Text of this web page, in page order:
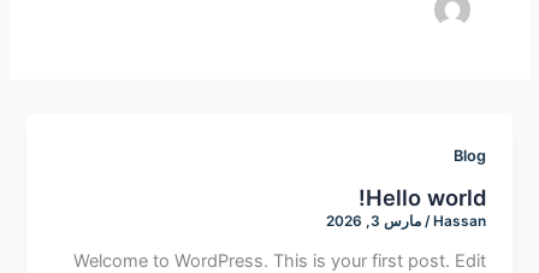
Blog
Hello world!
Hassan
/مارس 3, 2026
Welcome to WordPress. This is your first post. Edit